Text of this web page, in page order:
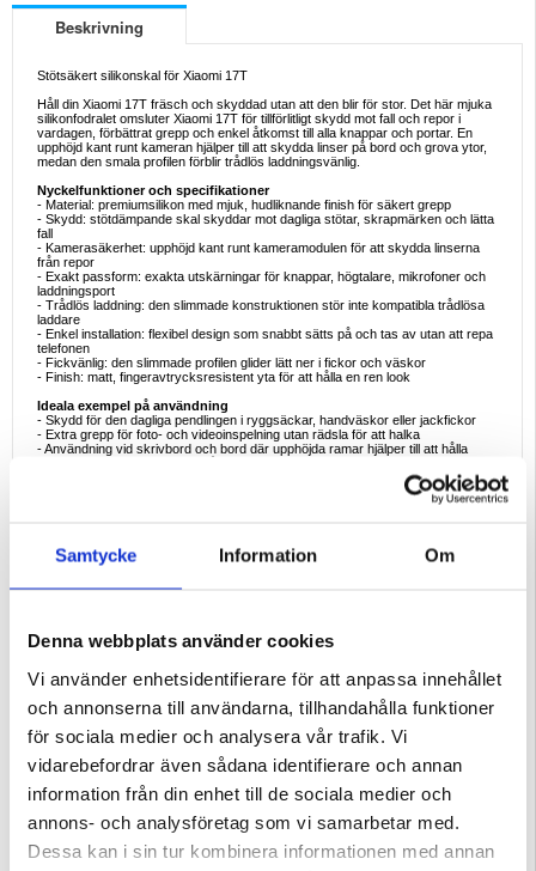
Samtycke Information Om
Denna webbplats använder cookies
Vi använder enhetsidentifierare för att anpassa innehållet
och annonserna till användarna, tillhandahålla funktioner
för sociala medier och analysera vår trafik. Vi
vidarebefordrar även sådana identifierare och annan
information från din enhet till de sociala medier och
annons- och analysföretag som vi samarbetar med.
Dessa kan i sin tur kombinera informationen med annan
Beskrivning
Stötsäkert silikonskal för Xiaomi 17T
Håll din Xiaomi 17T fräsch och skyddad utan att den blir för stor. Det här mjuka
silikonfodralet omsluter Xiaomi 17T för tillförlitligt skydd mot fall och repor i
vardagen, förbättrat grepp och enkel åtkomst till alla knappar och portar. En
upphöjd kant runt kameran hjälper till att skydda linser på bord och grova ytor,
medan den smala profilen förblir trådlös laddningsvänlig.
Nyckelfunktioner och specifikationer
- Material: premiumsilikon med mjuk, hudliknande finish för säkert grepp
- Skydd: stötdämpande skal skyddar mot dagliga stötar, skrapmärken och lätta
fall
- Kamerasäkerhet: upphöjd kant runt kameramodulen för att skydda linserna
från repor
- Exakt passform: exakta utskärningar för knappar, högtalare, mikrofoner och
laddningsport
- Trådlös laddning: den slimmade konstruktionen stör inte kompatibla trådlösa
laddare
- Enkel installation: flexibel design som snabbt sätts på och tas av utan att repa
telefonen
- Fickvänlig: den slimmade profilen glider lätt ner i fickor och väskor
- Finish: matt, fingeravtrycksresistent yta för att hålla en ren look
Ideala exempel på användning
- Skydd för den dagliga pendlingen i ryggsäckar, handväskor eller jackfickor
- Extra grepp för foto- och videoinspelning utan rädsla för att halka
- Användning vid skrivbord och bord där upphöjda ramar hjälper till att hålla
- Gymsessioner och weekendresor där ett lätt men pålitligt skydd är ett måste
- Tunt och lätt, så att du behåller originalutseendet och känslan hos din Xiaomi
17T
säkerhet
Intressanta fakta om silikonfodral för telefoner
halkningar jämfört med hårdplast
- Matt silikonfinish hjälper till att dölja fingeravtryck och mikrorepor för ett längre
"som nytt"-utseende
linsen under daglig användning
- Flexibla skal är lättare att ta bort för rengöring, vilket förlänger både telefonens
och skalets livslängd
och effektivitet
Kompatibilitet: Xiaomi 17T
Förpackning: Bulk